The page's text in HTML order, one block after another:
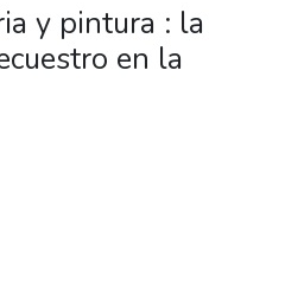
y pintura : la
en la